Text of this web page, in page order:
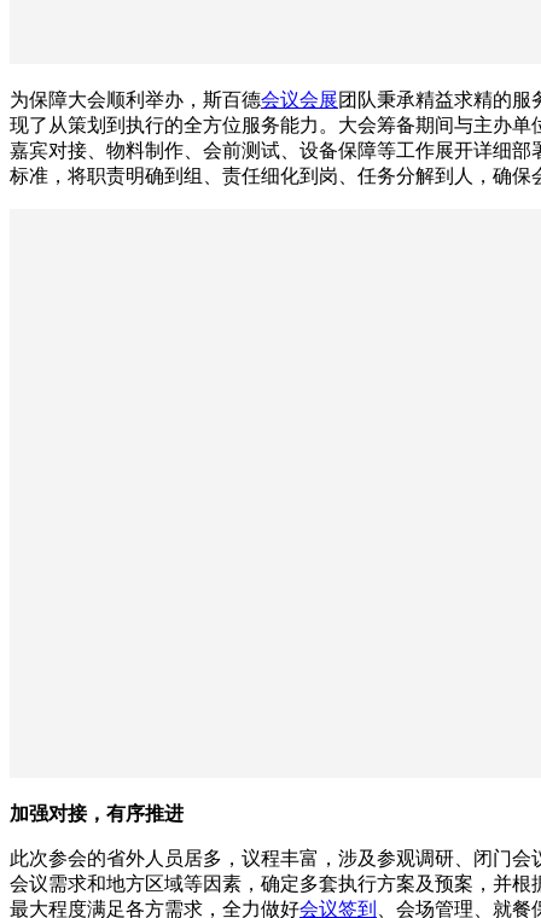
为保障大会顺利举办，斯百德会议会展团队秉承精益求精的服
现了从策划到执行的全方位服务能力。大会筹备期间与主办
嘉宾对接、物料制作、会前测试、设备保障等工作展开详细
标准，将职责明确到组、责任细化到岗、任务分解到人，确保
加强对接，有序推进
此次参会的省外人员居多，议程丰富，涉及参观调研、闭门
会议需求和地方区域等因素，确定多套执行方案及预案，并
最大程度满足各方需求，全力做好会议签到 、会场管理、就餐